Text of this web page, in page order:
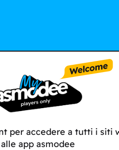
per accedere a tutti i siti
alle app asmodee